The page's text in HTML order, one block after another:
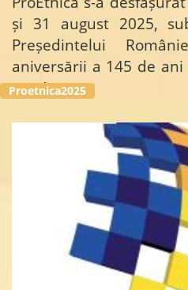
și 31 august 2025,
Președintelui
aniversării a 145 de
româno…
Proetnica2025